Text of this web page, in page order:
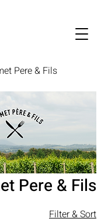
Pere & Fils
Pere & Fils
Filter & Sort